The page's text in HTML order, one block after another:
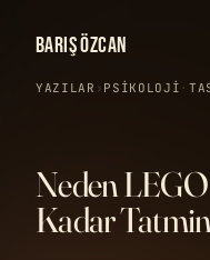
BARIŞ ÖZCAN
YAZILAR › PSIKOLOJI ·
Neden
Kadar